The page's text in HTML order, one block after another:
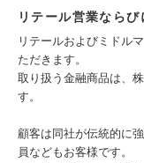
リテール営業なら
リテールおよびミドル
ただきます。
取り扱う金融商品は、
す。
顧客は同社が伝統的に
員などもお客様です。